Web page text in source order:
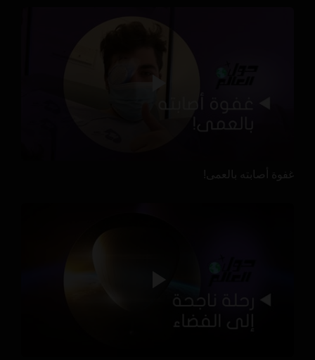
غفوة أصابته بالعمى!